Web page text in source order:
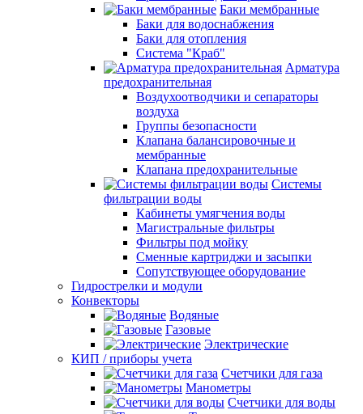
Баки мембранные
Баки для водоснабжения
Баки для отопления
Система "Краб"
Арматура
предохранительная
Воздухоотводчики и сепараторы
воздуха
Группы безопасности
Клапана балансировочные и
мембранные
Клапана предохранительные
Системы
фильтрации воды
Кабинеты умягчения воды
Магистральные фильтры
Фильтры под мойку
Сменные картриджи и засыпки
Сопутствующее оборудование
Гидрострелки и модули
Конвекторы
Водяные
Газовые
Электрические
КИП / приборы учета
Счетчики для газа
Манометры
Счетчики для воды